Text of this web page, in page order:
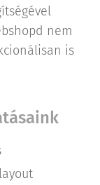
nem
is